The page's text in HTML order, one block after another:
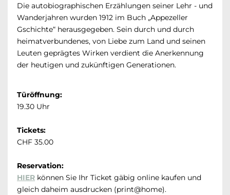
Die autobiographischen Erzählungen seiner Lehr - und
Wanderjahren wurden 1912 im Buch „Appezeller
Gschichte“ herausgegeben. Sein durch und durch
heimatverbundenes, von Liebe zum Land und seinen
Leuten geprägtes Wirken verdient die Anerkennung
der heutigen und zukünftigen Generationen.
Türöffnung:
19.30 Uhr
Tickets:
CHF 35.00
Reservation:
HIER können Sie Ihr Ticket gäbig online kaufen und
gleich daheim ausdrucken (print@home).